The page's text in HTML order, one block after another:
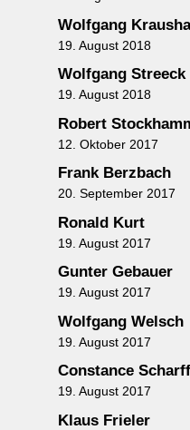
Wolfgang
19. August 2018
Wolfgang Streeck
19. August 2018
Robert
12. Oktober 2017
Frank Berzbach
20. September 2017
Ronald Kurt
19. August 2017
Gunter Gebauer
19. August 2017
Wolfgang Welsch
19. August 2017
Constance Scharff
19. August 2017
Klaus Frieler